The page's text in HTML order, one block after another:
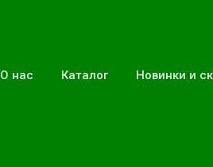
О нас Каталог Новинки и